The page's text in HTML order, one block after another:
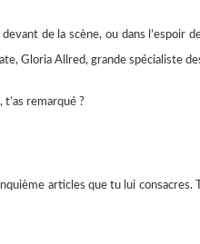
de la scène, ou dans l’espoir
Gloria Allred, grande spécialiste
remarqué ?
articles que tu lui consacres.